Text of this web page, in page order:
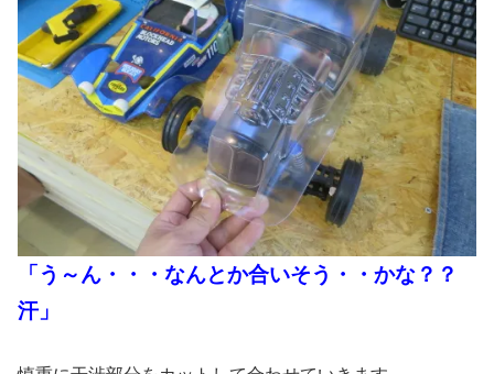
「う～ん・・・なんとか合いそう・・かな？？
汗」